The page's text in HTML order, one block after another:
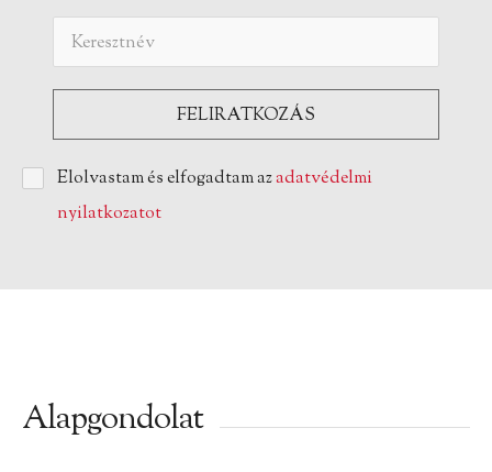
Elolvastam és elfogadtam azadatvédelmi
nyilatkozatot
Alapgondolat